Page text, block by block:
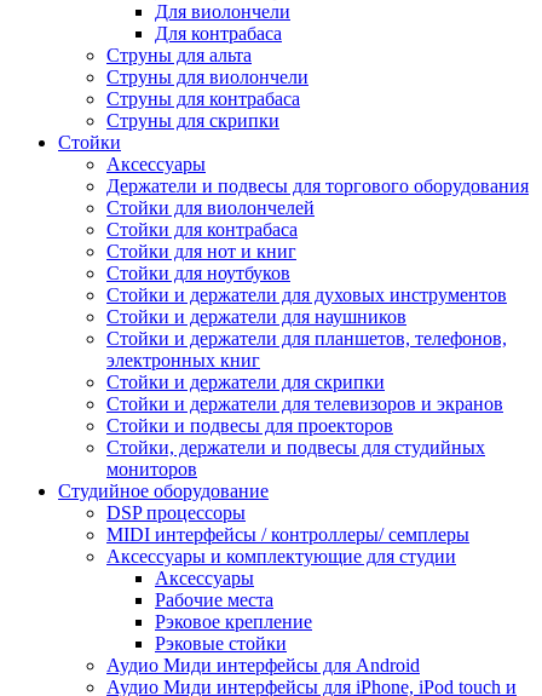
Для виолончели
Для контрабаса
Струны для альта
Струны для виолончели
Струны для контрабаса
Струны для скрипки
Стойки
Аксессуары
Держатели и подвесы для торгового оборудования
Стойки для виолончелей
Стойки для контрабаса
Стойки для нот и книг
Стойки для ноутбуков
Стойки и держатели для духовых инструментов
Стойки и держатели для наушников
Стойки и держатели для планшетов, телефонов,
электронных книг
Стойки и держатели для скрипки
Стойки и держатели для телевизоров и экранов
Стойки и подвесы для проекторов
Стойки, держатели и подвесы для студийных
мониторов
Студийное оборудование
DSP процессоры
MIDI интерфейсы / контроллеры/ семплеры
Аксессуары и комплектующие для студии
Аксессуары
Рабочие места
Рэковое крепление
Рэковые стойки
Аудио Миди интерфейсы для Android
Аудио Миди интерфейсы для iPhone, iPod touch и